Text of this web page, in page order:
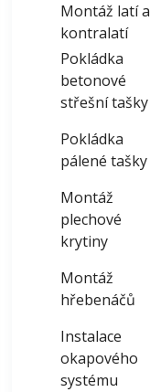
Montáž latí a
kontralatí
Pokládka
betonové
střešní tašky
Pokládka
pálené tašky
Montáž
plechové
krytiny
Montáž
hřebenáčů
Instalace
okapového
systému